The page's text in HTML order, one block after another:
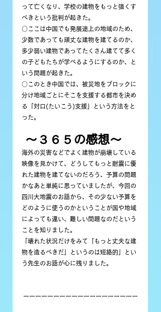
って亡くなり、学校の建物をもっと強くす
べきという批判が起きた。
○ここは中国でも発展途上の地域のため、
少数であっても頑丈な建物を建てるのか、
多少弱い建物であってたくさん建てて多く
の子どもたちが学べるようにするのか、と
いう問題が起きた。
○このとき中国では、被災地をブロックに
分け地域ごとにそこを支援する都市を決め
る「対口(たいこう)支援」という方法をと
った。
〜３６５の感想〜
海外の災害などでよく建物が崩壊している
映像を見かけて、どうしてもっと耐震に優
れた建物を建てないのだろう、予算の問題
かなあと単純に思っていましたが、今回の
四川大地震のお話から、その少ない予算を
どのように使うのかということが国や地域
によっても違い、難しい問題なのだという
ことを知りました。
「壊れた状況だけをみて『もっと丈夫な建
物を造るべきだ』というのは短絡的」とい
う先生のお話が心に残りました。
ーーーーーーーーーーーーーーーーーーー